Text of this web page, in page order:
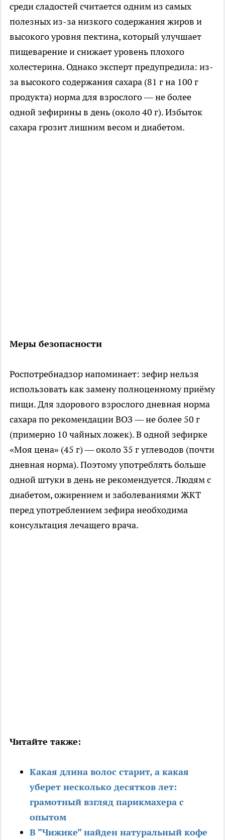
среди сладостей считается одним из самых
полезных из-за низкого содержания жиров и
высокого уровня пектина, который улучшает
пищеварение и снижает уровень плохого
холестерина. Однако эксперт предупредила: из-
за высокого содержания сахара (81 г на 100 г
продукта) норма для взрослого — не более
одной зефирины в день (около 40 г). Избыток
сахара грозит лишним весом и диабетом.
Меры безопасности
Роспотребнадзор напоминает: зефир нельзя
использовать как замену полноценному приёму
пищи. Для здорового взрослого дневная норма
сахара по рекомендации ВОЗ — не более 50 г
(примерно 10 чайных ложек). В одной зефирке
«Моя цена» (45 г) — около 35 г углеводов (почти
дневная норма). Поэтому употреблять больше
одной штуки в день не рекомендуется. Людям с
диабетом, ожирением и заболеваниями ЖКТ
перед употреблением зефира необходима
консультация лечащего врача.
Читайте также:
Какая длина волос старит, а какая
уберет несколько десятков лет:
грамотный взгляд парикмахера с
опытом
В "Чижике" найден натуральный кофе